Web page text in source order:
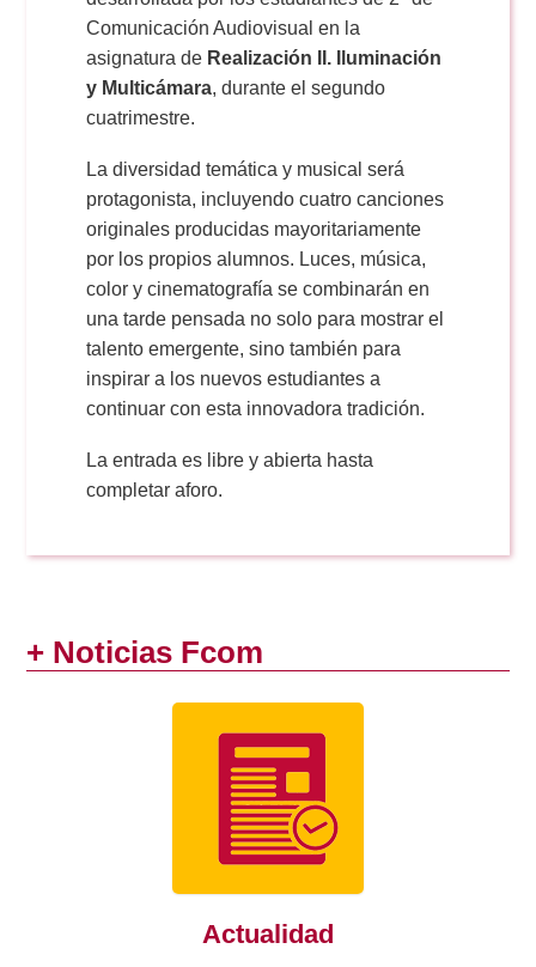
Comunicación Audiovisual en la
asignatura de Realización II. Iluminación
y Multicámara, durante el segundo
cuatrimestre.
La diversidad temática y musical será
protagonista, incluyendo cuatro canciones
originales producidas mayoritariamente
por los propios alumnos. Luces, música,
color y cinematografía se combinarán en
una tarde pensada no solo para mostrar el
talento emergente, sino también para
inspirar a los nuevos estudiantes a
continuar con esta innovadora tradición.
La entrada es libre y abierta hasta
completar aforo.
+ Noticias Fcom
Actualidad